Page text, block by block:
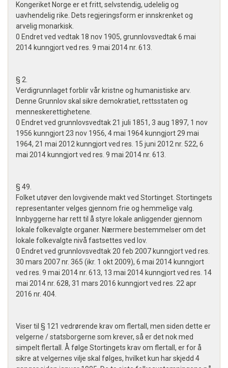
Kongeriket Norge er et fritt, selvstendig, udelelig og
uavhendelig rike. Dets regjeringsform er innskrenket og
arvelig monarkisk.
0 Endret ved vedtak 18 nov 1905, grunnlovsvedtak 6 mai
2014 kunngjort ved res. 9 mai 2014 nr. 613.
§ 2.
Verdigrunnlaget forblir vår kristne og humanistiske arv.
Denne Grunnlov skal sikre demokratiet, rettsstaten og
menneskerettighetene.
0 Endret ved grunnlovsvedtak 21 juli 1851, 3 aug 1897, 1 nov
1956 kunngjort 23 nov 1956, 4 mai 1964 kunngjort 29 mai
1964, 21 mai 2012 kunngjort ved res. 15 juni 2012 nr. 522, 6
mai 2014 kunngjort ved res. 9 mai 2014 nr. 613.
§ 49.
Folket utøver den lovgivende makt ved Stortinget. Stortingets
representanter velges gjennom frie og hemmelige valg.
Innbyggerne har rett til å styre lokale anliggender gjennom
lokale folkevalgte organer. Nærmere bestemmelser om det
lokale folkevalgte nivå fastsettes ved lov.
0 Endret ved grunnlovsvedtak 20 feb 2007 kunngjort ved res.
30 mars 2007 nr. 365 (ikr. 1 okt 2009), 6 mai 2014 kunngjort
ved res. 9 mai 2014 nr. 613, 13 mai 2014 kunngjort ved res. 14
mai 2014 nr. 628, 31 mars 2016 kunngjort ved res. 22 apr
2016 nr. 404.
Viser til § 121 vedrørende krav om flertall, men siden dette er
velgerne / statsborgerne som krever, så er det nok med
simpelt flertall. Å følge Stortingets krav om flertall, er for å
sikre at velgernes vilje skal følges, hvilket kun har skjedd 4